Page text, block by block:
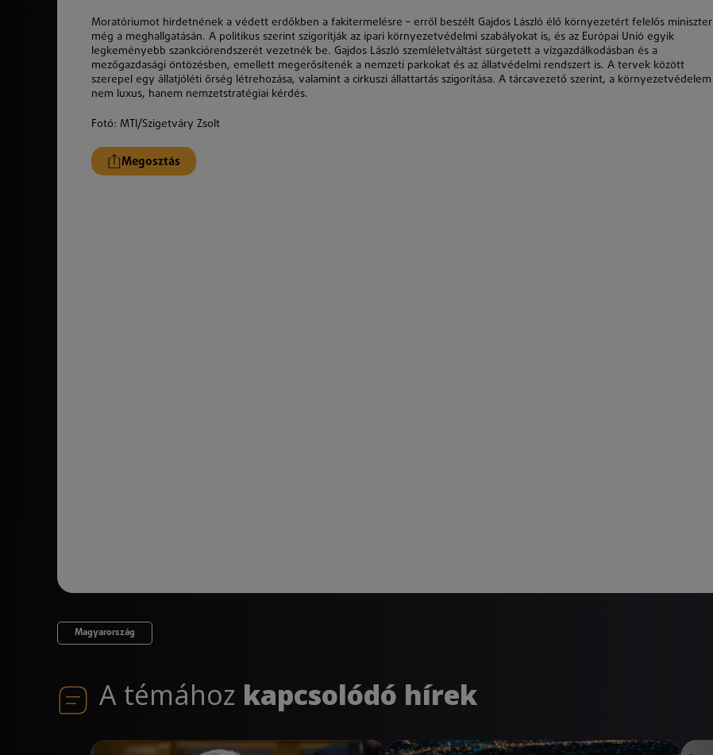
Moratóriumot hirdetnének a védett erdőkben a fakitermelésre – erről beszélt Gajdos László élő környezetért felelős miniszter
még a meghallgatásán. A politikus szerint szigorítják az ipari környezetvédelmi szabályokat is, és az Európai Unió egyik
legkeményebb szankciórendszerét vezetnék be. Gajdos László szemléletváltást sürgetett a vízgazdálkodásban és a
mezőgazdasági öntözésben, emellett megerősítenék a nemzeti parkokat és az állatvédelmi rendszert is. A tervek között
szerepel egy állatjóléti őrség létrehozása, valamint a cirkuszi állattartás szigorítása. A tárcavezető szerint, a környezetvédelem
nem luxus, hanem nemzetstratégiai kérdés.
Fotó: MTI/Szigetváry Zsolt
Megosztás
Magyarország
A témához kapcsolódó hírek